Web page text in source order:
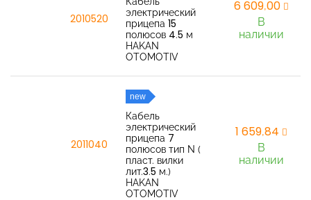
2010520
электрический
прицепа 15
полюсов 4.5 м
HAKAN
OTOMOTIV
6 609,00
В
наличии
2011040
new
Кабель
электрический
прицепа 7
полюсов тип N (
пласт. вилки
лит.3.5 м.)
HAKAN
OTOMOTIV
1 659,84
В
наличии